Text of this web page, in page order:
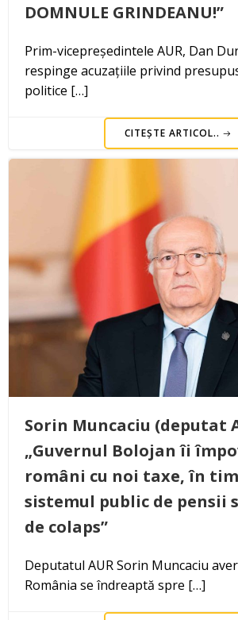
DOMNULE GRINDEANU!”
Prim-vicepreședintele AUR, Dan
respinge acuzațiile privind
politice […]
CITEȘTE ARTICOL..
Sorin Muncaciu (deputat
„Guvernul Bolojan îi
români cu noi taxe, în
sistemul public de pensii
de colaps”
Deputatul AUR Sorin Muncaciu
România se îndreaptă spre […]